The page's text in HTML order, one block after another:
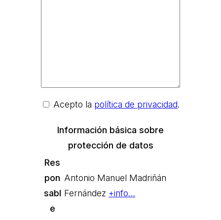
Acepto la política de privacidad.
Información básica sobre
protección de datos
Res
pon
sabl
e
Antonio Manuel Madriñán
Fernández +info…